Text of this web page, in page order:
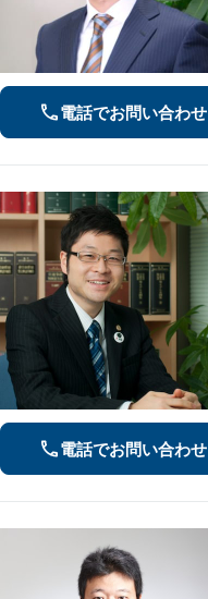
電話でお問い合わせ
電話でお問い合わせ